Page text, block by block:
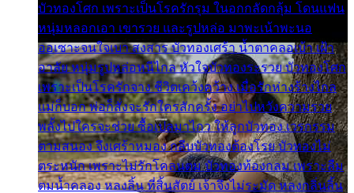
บัวทองโศก เพราะเป็นโรครักรุม ในอกกลัดกลุ้ม โดนแฟน
หนุ่มหลอกเอา เขารวย และรูปหล่อ มาพะเน้าพะนอ
ออเซาะจนใจเบา สงสาร บัวทองเศร้า น้ำตาคลอเบ้า เฝ้า
อาลัย หนุ่มรูปหล่อหนีไกล หัวใจบัวทองระรวย บัวทองโศก
เพราะเป็นโรครักจาง ชีวิตเคว้งคว้าง เมื่อรักห่างร้างไกล
แม่ก็บอก พ่อก็สั่งจะรักใครสักครั้ง อย่าไปหวังความรวย
พลั้งไปใครจะช่วย ซื้อเปลมาไกว ให้ลูกบัวทอง เวรกรรม
ตามสนอง จึงเศร้าหมอง กลีบบัวทองต้องโรย บัวทองไม่
ตระหนัก เพราะไม่รักโคลนตม บัวทองท้องกลม เพราะลืม
ตมน้ำคลอง หลงลิ้น ที่สิ้นสัตย์ เจ้าจึงไม่ระมัด หลงกลิ่นลิ้น